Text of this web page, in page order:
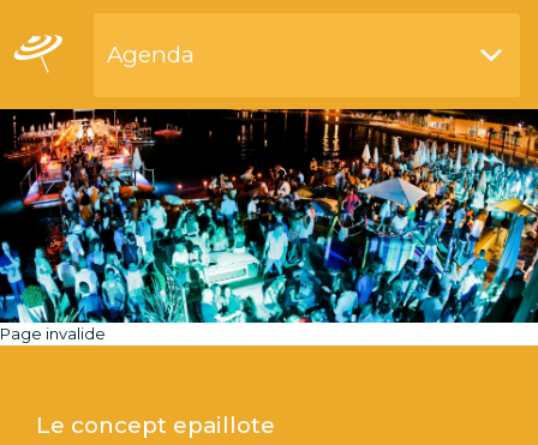
Agenda
Page invalide
Le concept epaillote